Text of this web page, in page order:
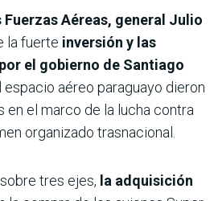
Aéreas, general Julio
la fuerte inversión y las
el gobierno de Santiago
espacio aéreo paraguayo dieron
en el marco de la lucha contra
organizado trasnacional.
tres ejes, la adquisición